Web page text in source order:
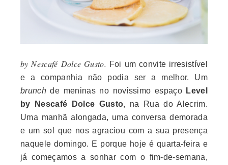
by Nescafé Dolce Gusto. Foi um convite irresistível
e a companhia não podia ser a melhor. Um
brunchde meninas no novíssimo espaço Level
by Nescafé Dolce Gusto, na Rua do Alecrim.
Uma manhã alongada, uma conversa demorada
e um sol que nos agraciou com a sua presença
naquele domingo. E porque hoje é quarta-feira e
já começamos a sonhar com o fim-de-semana,